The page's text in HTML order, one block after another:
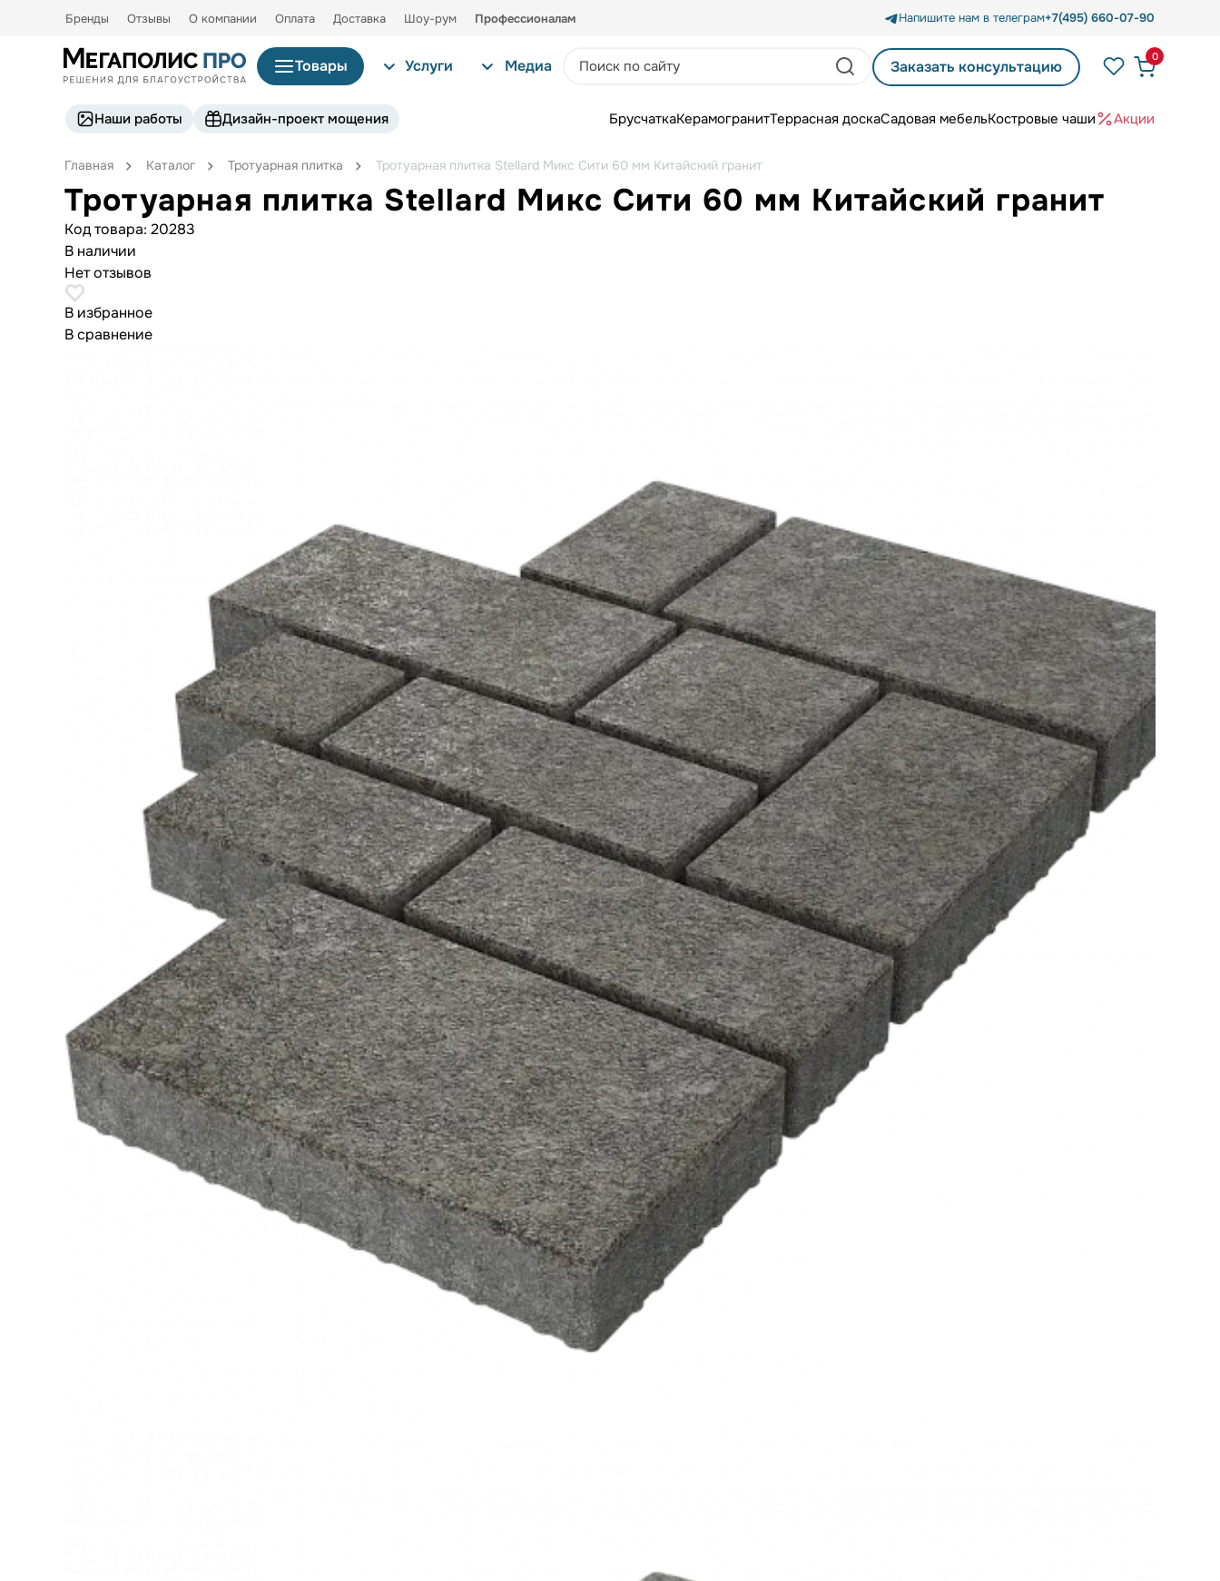
Бренды Отзывы О компании Оплата Доставка Шоу-рум Профессионалам Напишите нам в телеграм+7(495) 660-07-90
Товары Услуги Медиа Заказать консультацию
0
Наши работы Дизайн-проект мощения БрусчаткаКерамогранитТеррасная доскаСадовая мебельКостровые чаши Акции
Главная Каталог Тротуарная плитка Тротуарная плитка Stellard Микс Сити 60 мм Китайский гранит
Тротуарная плитка Stellard Микс Сити 60 мм Китайский гранит
Код товара: 20283
В наличии
Нет отзывов
В избранное
В сравнение